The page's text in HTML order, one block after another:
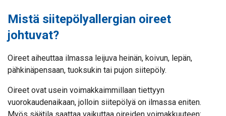
Mistä siitepölyallergian oireet
johtuvat?
Oireet aiheuttaa ilmassa leijuva heinän, koivun, lepän,
pähkinäpensaan, tuoksukin tai pujon siitepöly.
Oireet ovat usein voimakkaimmillaan tiettyyn
vuorokaudenaikaan, jolloin siitepölyä on ilmassa eniten.